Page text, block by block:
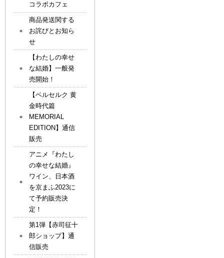
コラボカフェ
商品発送関する
お詫びとお知ら
せ
【わたしの幸せ
な結婚】一般発
売開始！
【ベルセルク 黄
金時代篇
MEMORIAL
EDITION】通信
販売
アニメ『わたし
の幸せな結婚』
ワイン、日本酒
を京まふ2023に
て予約販売決
定！
第1弾【赤司征十
郎ショップ】通
信販売